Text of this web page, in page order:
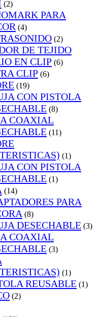
(2)
PARA
(4)
(2)
DE TEJIDO
EN CLIP (6)
CLIP (6)
(19)
CON PISTOLA
(8)
COAXIAL
(11)
(1)
CON PISTOLA
(1)
(14)
PARA
(8)
DESECHABLE (3)
COAXIAL
(3)
(1)
REUSABLE (1)
(2)